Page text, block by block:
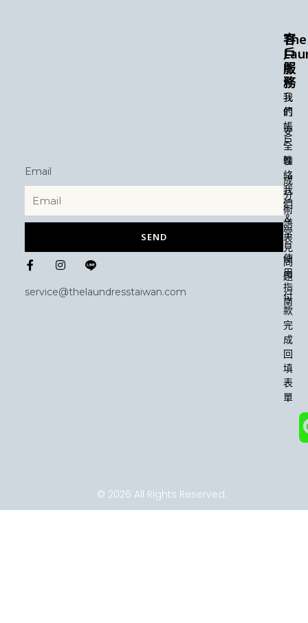
The
關
於
我
們
安
全
性
成
分
術
語
表
使
用
指
南
客
戶
服
務
我
的
帳
戶
聯
絡
我
們
＆
常
見
問
題
付
款
完
成
回
填
表
單
Email
SEND
F
a
e
n
t
a
service@thelaundresstaiwan.com
© 2026 All Rights Reserved.